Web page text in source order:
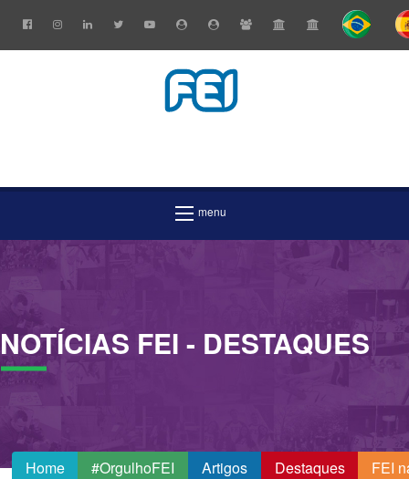
NOTÍCIAS FEI - DESTAQUES
Home #OrgulhoFEI Artigos Destaques FEI